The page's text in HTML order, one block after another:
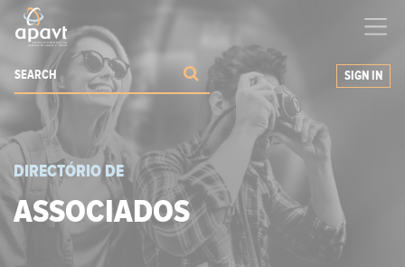
grow your business
SIGN IN
DIRECTÓRIO DE
ASSOCIADOS